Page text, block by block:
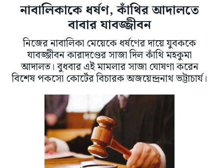
নাবালিকাকে ধর্ষণ, কাঁথির আদালতে
বাবার যাবজ্জীবন
নিজের নাবালিকা মেয়েকে ধর্ষণের দায়ে যুবককে
যাবজ্জীবন কারাদণ্ডের সাজা দিল কাঁথি মহকুমা
আদালত। বুধবার এই মামলার সাজা ঘোষণা করেন
বিশেষ পকসো কোর্টের বিচারক অজয়েন্দ্রনাথ ভট্টাচার্য।